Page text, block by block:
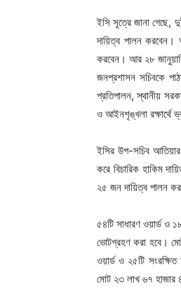
ইসি সূত্রে জানা গেছে,
দায়িত্ব পালন
করবেন। আর ২৮
জনপ্রশাসন সচিবকে
প্রতিপালন, স্থানীয়
ও আইনশৃঙ্খলা রক্ষার্থে
ইসির উপ-সচিব আতিয়ার
করে বিচারিক হাকিম
২৫ জন দায়িত্ব পালন
৫৪টি সাধারণ ওয়ার্ড ও
ভোটগ্রহণ করা হবে।
ওয়ার্ড ও ২৫টি
মোট ২৩ লাখ ৬৭ হাজার